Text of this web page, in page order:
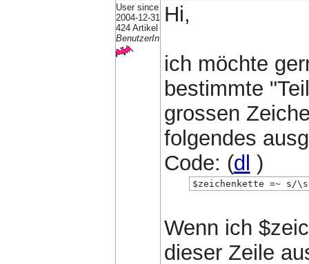
User since
2004-12-31
424 Artikel
BenutzerIn
Hi,
ich möchte
bestimmte
grossen
folgendes
Code: (dl )
$zeichenkette =~ s/
Wenn ich
dieser Zeile